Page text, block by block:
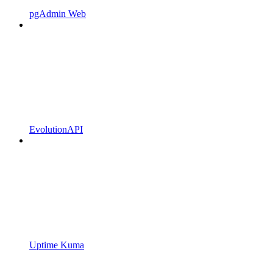
pgAdmin Web
EvolutionAPI
Uptime Kuma